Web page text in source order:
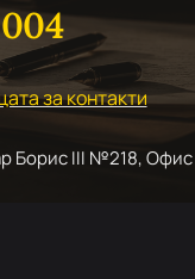
за контакти
Борис III №218, Офис